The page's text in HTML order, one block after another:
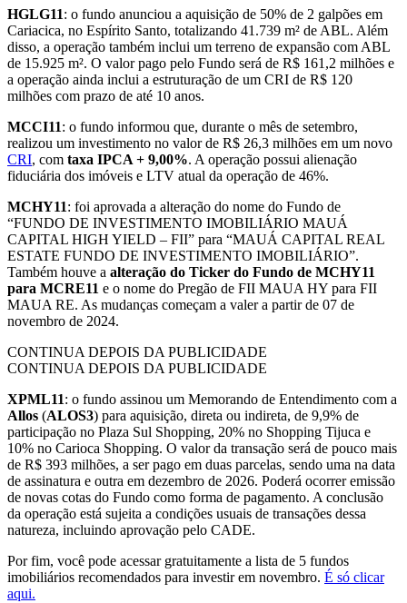
HGLG11: o fundo anunciou a aquisição de 50% de 2 galpões em
Cariacica, no Espírito Santo, totalizando 41.739 m² de ABL. Além
disso, a operação também inclui um terreno de expansão com ABL
de 15.925 m². O valor pago pelo Fundo será de R$ 161,2 milhões e
a operação ainda inclui a estruturação de um CRI de R$ 120
milhões com prazo de até 10 anos.
MCCI11: o fundo informou que, durante o mês de setembro,
realizou um investimento no valor de R$ 26,3 milhões em um novo
CRI, com taxa IPCA + 9,00%. A operação possui alienação
fiduciária dos imóveis e LTV atual da operação de 46%.
MCHY11: foi aprovada a alteração do nome do Fundo de
“FUNDO DE INVESTIMENTO IMOBILIÁRIO MAUÁ
CAPITAL HIGH YIELD – FII” para “MAUÁ CAPITAL REAL
ESTATE FUNDO DE INVESTIMENTO IMOBILIÁRIO”.
Também houve a alteração do Ticker do Fundo de MCHY11
para MCRE11 e o nome do Pregão de FII MAUA HY para FII
MAUA RE. As mudanças começam a valer a partir de 07 de
novembro de 2024.
CONTINUA DEPOIS DA PUBLICIDADE
CONTINUA DEPOIS DA PUBLICIDADE
XPML11: o fundo assinou um Memorando de Entendimento com a
Allos (ALOS3) para aquisição, direta ou indireta, de 9,9% de
participação no Plaza Sul Shopping, 20% no Shopping Tijuca e
10% no Carioca Shopping. O valor da transação será de pouco mais
de R$ 393 milhões, a ser pago em duas parcelas, sendo uma na data
de assinatura e outra em dezembro de 2026. Poderá ocorrer emissão
de novas cotas do Fundo como forma de pagamento. A conclusão
da operação está sujeita a condições usuais de transações dessa
natureza, incluindo aprovação pelo CADE.
Por fim, você pode acessar gratuitamente a lista de 5 fundos
imobiliários recomendados para investir em novembro. É só clicar
aqui.